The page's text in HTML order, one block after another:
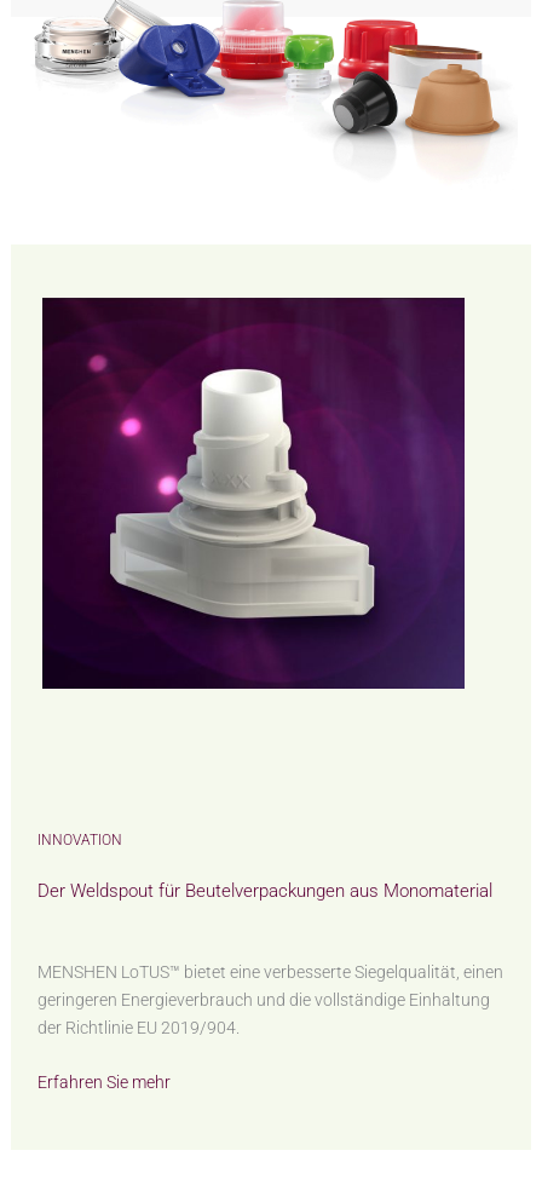
INNOVATION
Der Weldspout für Beutelverpackungen aus Monomaterial
MENSHEN LoTUS™ bietet eine verbesserte Siegelqualität, einen
geringeren Energieverbrauch und die vollständige Einhaltung
der Richtlinie EU 2019/904.
Erfahren Sie mehr